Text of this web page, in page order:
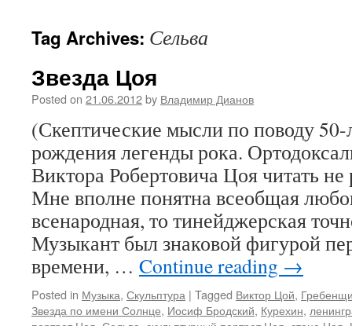
Tag Archives: Сельва
Звезда Цоя
Posted on 21.06.2012by Владимир Дианов
(Скептические мысли по поводу 50-
рождения легенды рока.
Виктора Робертовича Цоя читать
Мне вполне понятна всеобщая
всенародная, то тинейджерская
Музыкант был знаковой фигурой
времени, … Continue reading →
Posted in Музыка, Скульптура | Tagged Виктор Цой,
Звезда по имени Солнце, Иосиф Бродский, Курехин,